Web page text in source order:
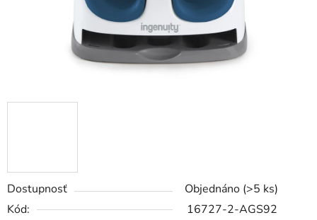
Dostupnosť Objednáno (>5 ks)
Kód:
16727-2-AGS92